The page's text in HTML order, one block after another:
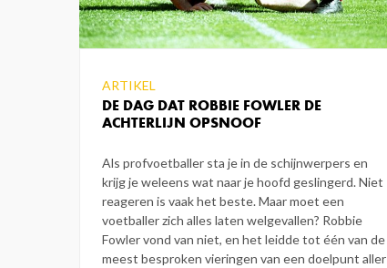
DE DAG DAT ROBBIE FOWLER DE
ACHTERLIJN OPSNOOF
ARTIKEL
Als profvoetballer sta je in de schijnwerpers en
krijg je weleens wat naar je hoofd geslingerd. Niet
reageren is vaak het beste. Maar moet een
voetballer zich alles laten welgevallen? Robbie
Fowler vond van niet, en het leidde tot één van de
meest besproken vieringen van een doelpunt aller